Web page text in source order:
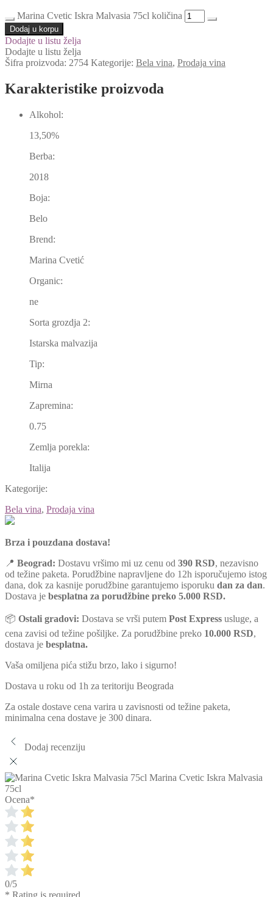
Marina Cvetic Iskra Malvasia 75cl količina
Dodaj u korpu
Dodajte u listu želja
Dodajte u listu želja
Šifra proizvoda: 2754 Kategorije: Bela vina, Prodaja vina
Karakteristike proizvoda
Alkohol:
13,50%
Berba:
2018
Boja:
Belo
Brend:
Marina Cvetić
Organic:
ne
Sorta grozdja 2:
Istarska malvazija
Tip:
Mirna
Zapremina:
0.75
Zemlja porekla:
Italija
Kategorije:
Bela vina, Prodaja vina
Brza i pouzdana dostava!
📍 Beograd: Dostavu vršimo mi uz cenu od 390 RSD, nezavisno
od težine paketa. Porudžbine napravljene do 12h isporučujemo istog
dana, dok za kasnije porudžbine garantujemo isporuku dan za dan.
Dostava je besplatna za porudžbine preko 5.000 RSD.
📦 Ostali gradovi: Dostava se vrši putem Post Express usluge, a
cena zavisi od težine pošiljke. Za porudžbine preko 10.000 RSD,
dostava je besplatna.
Vaša omiljena pića stižu brzo, lako i sigurno!
Dostava u roku od 1h za teritoriju Beograda
Za ostale dostave cena varira u zavisnosti od težine paketa,
minimalna cena dostave je 300 dinara.
Dodaj recenziju
Marina Cvetic Iskra Malvasia
75cl
Ocena*
0/5
* Rating is required